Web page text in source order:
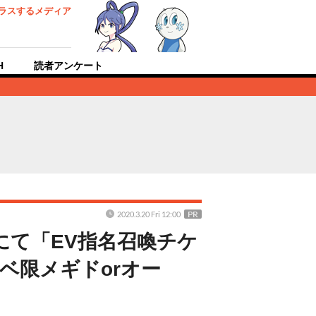
スするメディア
読者アンケート
「EV指名召喚チケ
限メギドorオー
2020.3.20 Fri 12:00 PR